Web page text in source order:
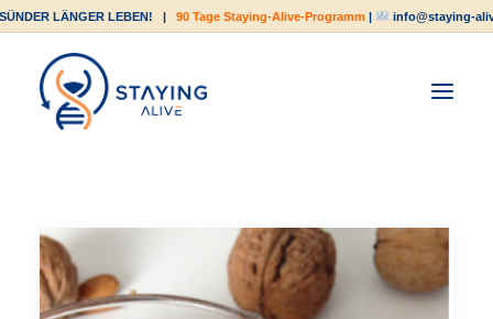
LÄNGER LEBEN! |90 Tage Staying-Alive-Programm | info@staying-